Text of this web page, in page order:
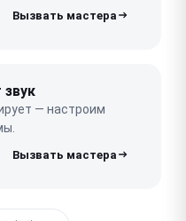
— настроим